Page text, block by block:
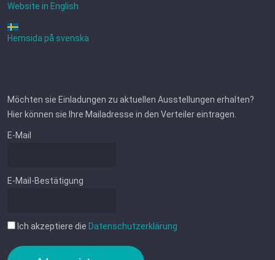
Website in English
Hemsida på svenska
Möchten sie Einladungen zu aktuellen Ausstellungen erhalten?
Hier können sie Ihre Mailadresse in den Verteiler eintragen.
E-Mail
E-Mail-Bestätigung
Ich akzeptiere die Datenschutzerklärung